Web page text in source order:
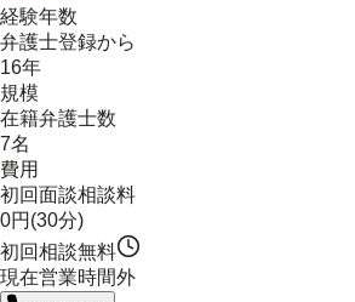
経験年数
弁護士登録から
16年
規模
在籍弁護士数
7名
費用
初回面談相談料
0円(30分)
初回相談無料
現在営業時間外